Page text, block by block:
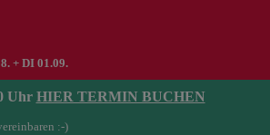
+ DI 01.09.
Uhr HIER TERMIN BUCHEN
:-)